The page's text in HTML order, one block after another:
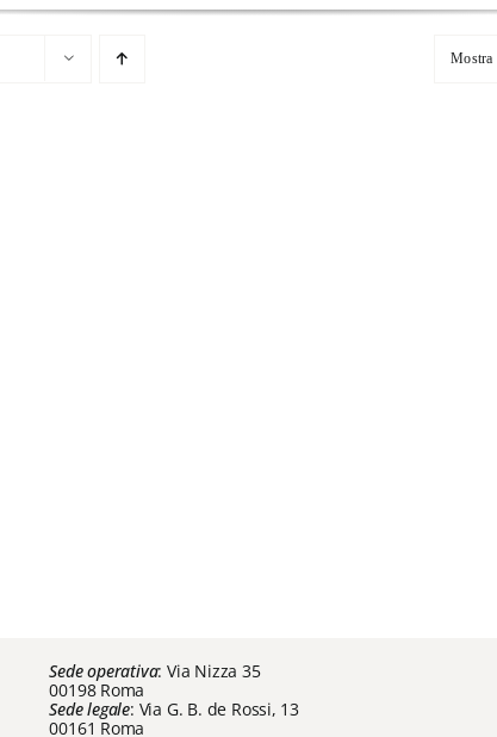
Mostra
Sede operativa: Via Nizza 35
00198 Roma
Sede legale: Via G. B. de Rossi, 13
00161 Roma